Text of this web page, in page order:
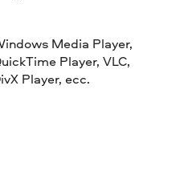
Media Player,
Player, VLC,
Player, ecc.